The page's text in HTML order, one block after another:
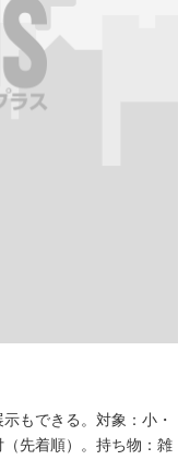
もできる。対象：小・
先着順）。持ち物：雑